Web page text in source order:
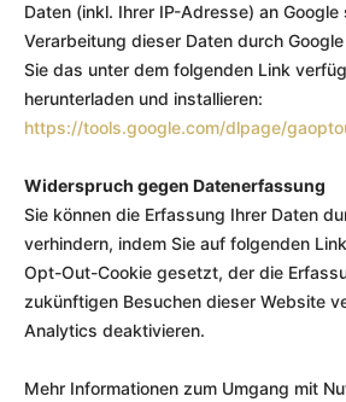
Daten (inkl. Ihrer IP-Adresse) an Google
Verarbeitung dieser Daten durch
Sie das unter dem folgenden Link
herunterladen und installieren:
https://tools.google.com/dlpage/
Widerspruch gegen Datenerfassung
Sie können die Erfassung Ihrer Daten
verhindern, indem Sie auf folgenden
Opt-Out-Cookie gesetzt, der die
zukünftigen Besuchen dieser Website
Analytics deaktivieren.
Mehr Informationen zum Umgang mit